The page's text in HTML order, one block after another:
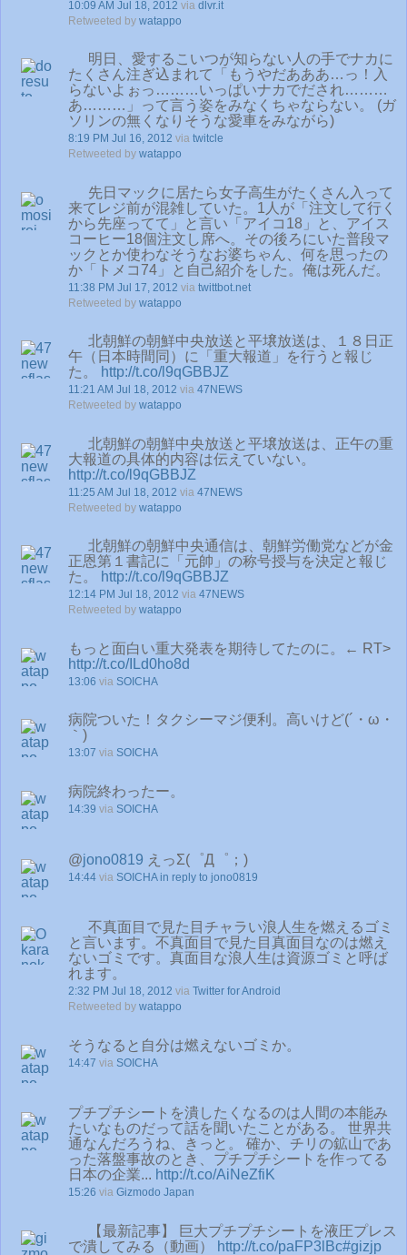
10:09 AM Jul 18, 2012 via dlvr.it
Retweeted by watappo
明日、愛するこいつが知らない人の手でナカに
たくさん注ぎ込まれて「もうやだあああ…っ！入
らないよぉっ………いっぱいナカでだされ………
あ………」って言う姿をみなくちゃならない。 (ガ
ソリンの無くなりそうな愛車をみながら)
8:19 PM Jul 16, 2012 via twitcle
Retweeted by watappo
先日マックに居たら女子高生がたくさん入って
来てレジ前が混雑していた。1人が「注文して行く
から先座ってて」と言い「アイコ18」と、アイス
コーヒー18個注文し席へ。その後ろにいた普段マ
ックとか使わなそうなお婆ちゃん、何を思ったの
か「トメコ74」と自己紹介をした。俺は死んだ。
11:38 PM Jul 17, 2012 via twittbot.net
Retweeted by watappo
北朝鮮の朝鮮中央放送と平壌放送は、１８日正
午（日本時間同）に「重大報道」を行うと報じ
た。
http://t.co/l9qGBBJZ
11:21 AM Jul 18, 2012 via 47NEWS
Retweeted by watappo
北朝鮮の朝鮮中央放送と平壌放送は、正午の重
大報道の具体的内容は伝えていない。
http://t.co/l9qGBBJZ
11:25 AM Jul 18, 2012 via 47NEWS
Retweeted by watappo
北朝鮮の朝鮮中央通信は、朝鮮労働党などが金
正恩第１書記に「元帥」の称号授与を決定と報じ
た。
http://t.co/l9qGBBJZ
12:14 PM Jul 18, 2012 via 47NEWS
Retweeted by watappo
もっと面白い重大発表を期待してたのに。← RT>
http://t.co/ILd0ho8d
13:06 via SOICHA
病院ついた！タクシーマジ便利。高いけど(´・ω・
｀)
13:07 via SOICHA
病院終わったー。
14:39 via SOICHA
@jono0819 えっΣ(゜Д゜；)
14:44 via SOICHA in reply to jono0819
不真面目で見た目チャラい浪人生を燃えるゴミ
と言います。不真面目で見た目真面目なのは燃え
ないゴミです。真面目な浪人生は資源ゴミと呼ば
れます。
2:32 PM Jul 18, 2012 via Twitter for Android
Retweeted by watappo
そうなると自分は燃えないゴミか。
14:47 via SOICHA
プチプチシートを潰したくなるのは人間の本能み
たいなものだって話を聞いたことがある。 世界共
通なんだろうね、きっと。 確か、チリの鉱山であ
った落盤事故のとき、プチプチシートを作ってる
日本の企業... http://t.co/AiNeZfiK
15:26 via Gizmodo Japan
【最新記事】 巨大プチプチシートを液圧プレス
で潰してみる（動画）
http://t.co/paFP3lBc#gizjp